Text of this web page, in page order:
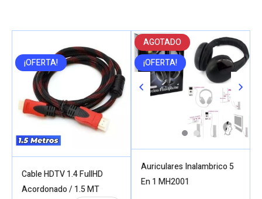
¡OFERTA!
Cable HDTV 1.4 FullHD
Acordonado / 1.5 MT
AGOTADO
¡OFERTA!
Auriculares Inalambrico 5
En 1 MH2001